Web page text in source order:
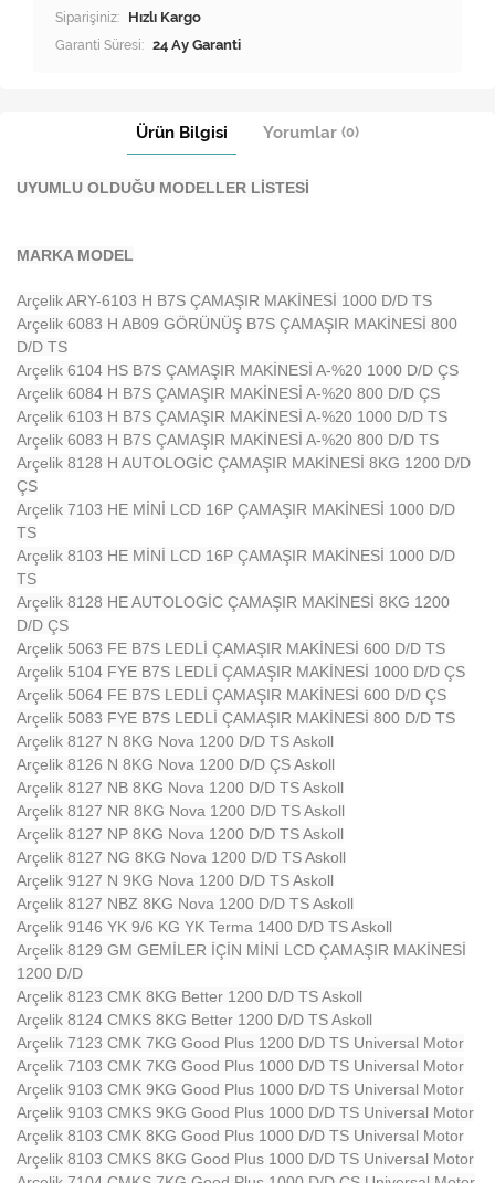
Siparişiniz: Hızlı Kargo
Garanti Süresi: 24 Ay Garanti
Ürün Bilgisi Yorumlar (0)
UYUMLU OLDUĞU MODELLER LİSTESİ
MARKA MODEL
Arçelik ARY-6103 H B7S ÇAMAŞIR MAKİNESİ 1000 D/D TS
Arçelik 6083 H AB09 GÖRÜNÜŞ B7S ÇAMAŞIR MAKİNESİ 800
D/D TS
Arçelik 6104 HS B7S ÇAMAŞIR MAKİNESİ A-%20 1000 D/D ÇS
Arçelik 6084 H B7S ÇAMAŞIR MAKİNESİ A-%20 800 D/D ÇS
Arçelik 6103 H B7S ÇAMAŞIR MAKİNESİ A-%20 1000 D/D TS
Arçelik 6083 H B7S ÇAMAŞIR MAKİNESİ A-%20 800 D/D TS
Arçelik 8128 H AUTOLOGİC ÇAMAŞIR MAKİNESİ 8KG 1200 D/D
ÇS
Arçelik 7103 HE MİNİ LCD 16P ÇAMAŞIR MAKİNESİ 1000 D/D
TS
Arçelik 8103 HE MİNİ LCD 16P ÇAMAŞIR MAKİNESİ 1000 D/D
TS
Arçelik 8128 HE AUTOLOGİC ÇAMAŞIR MAKİNESİ 8KG 1200
D/D ÇS
Arçelik 5063 FE B7S LEDLİ ÇAMAŞIR MAKİNESİ 600 D/D TS
Arçelik 5104 FYE B7S LEDLİ ÇAMAŞIR MAKİNESİ 1000 D/D ÇS
Arçelik 5064 FE B7S LEDLİ ÇAMAŞIR MAKİNESİ 600 D/D ÇS
Arçelik 5083 FYE B7S LEDLİ ÇAMAŞIR MAKİNESİ 800 D/D TS
Arçelik 8127 N 8KG Nova 1200 D/D TS Askoll
Arçelik 8126 N 8KG Nova 1200 D/D ÇS Askoll
Arçelik 8127 NB 8KG Nova 1200 D/D TS Askoll
Arçelik 8127 NR 8KG Nova 1200 D/D TS Askoll
Arçelik 8127 NP 8KG Nova 1200 D/D TS Askoll
Arçelik 8127 NG 8KG Nova 1200 D/D TS Askoll
Arçelik 9127 N 9KG Nova 1200 D/D TS Askoll
Arçelik 8127 NBZ 8KG Nova 1200 D/D TS Askoll
Arçelik 9146 YK 9/6 KG YK Terma 1400 D/D TS Askoll
Arçelik 8129 GM GEMİLER İÇİN MİNİ LCD ÇAMAŞIR MAKİNESİ
1200 D/D
Arçelik 8123 CMK 8KG Better 1200 D/D TS Askoll
Arçelik 8124 CMKS 8KG Better 1200 D/D TS Askoll
Arçelik 7123 CMK 7KG Good Plus 1200 D/D TS Universal Motor
Arçelik 7103 CMK 7KG Good Plus 1000 D/D TS Universal Motor
Arçelik 9103 CMK 9KG Good Plus 1000 D/D TS Universal Motor
Arçelik 9103 CMKS 9KG Good Plus 1000 D/D TS Universal Motor
Arçelik 8103 CMK 8KG Good Plus 1000 D/D TS Universal Motor
Arçelik 8103 CMKS 8KG Good Plus 1000 D/D TS Universal Motor